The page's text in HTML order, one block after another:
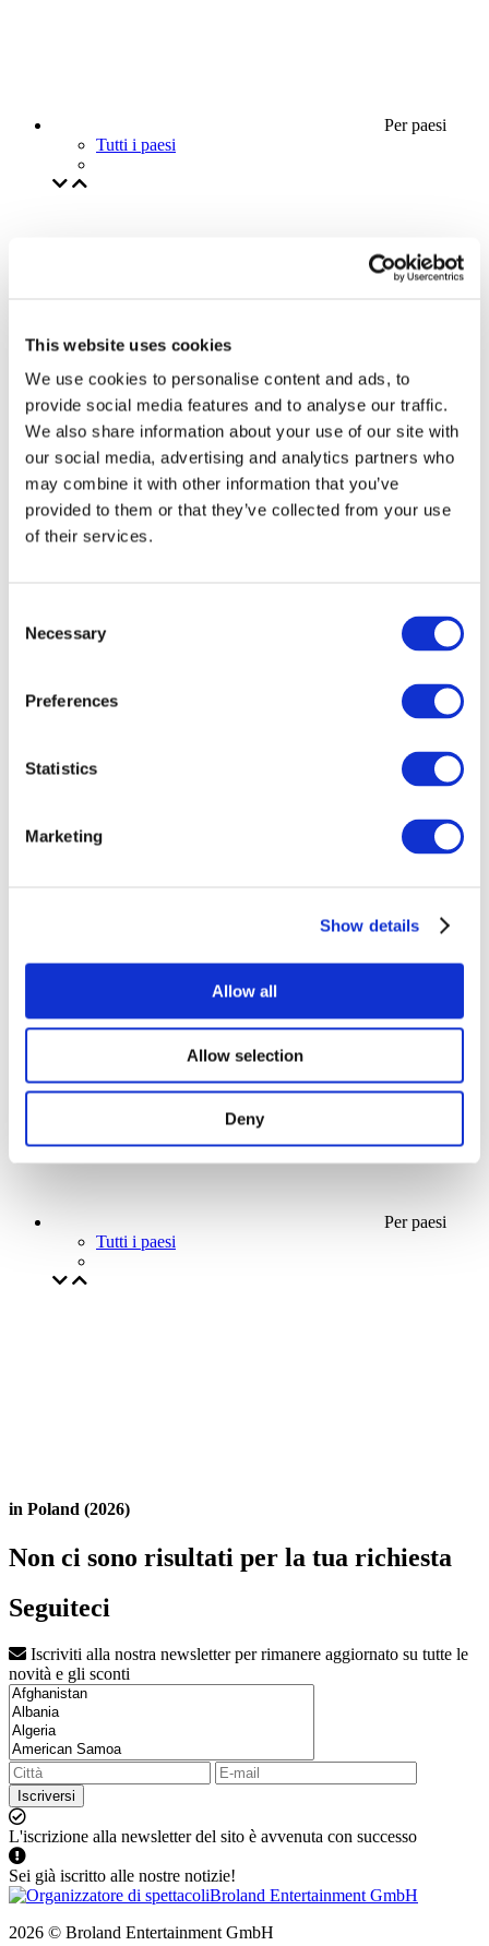
This website uses cookies
We use cookies to personalise content and ads, to
provide social media features and to analyse our traffic.
We also share information about your use of our site with
our social media, advertising and analytics partners who
may combine it with other information that you’ve
provided to them or that they’ve collected from your use
of their services.
Selection
Necessary
Preferences
Statistics
Marketing
Show details
Allow all
Allow selection
Deny
Per paesi
Tutti i paesi
Serata creativa
La nostra offerta speciale
Applicare
Per paesi
Tutti i paesi
in Poland (2026)
Non ci sono risultati per la tua richiesta
Seguiteci
Iscriviti alla nostra newsletter per rimanere aggiornato su tutte le
novità e gli sconti
Iscriversi
L'iscrizione alla newsletter del sito è avvenuta con successo
Sei già iscritto alle nostre notizie!
2026 © Broland Entertainment GmbH